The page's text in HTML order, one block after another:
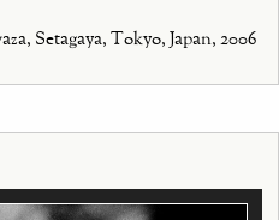
Setagaya, Tokyo, Japan, 2006